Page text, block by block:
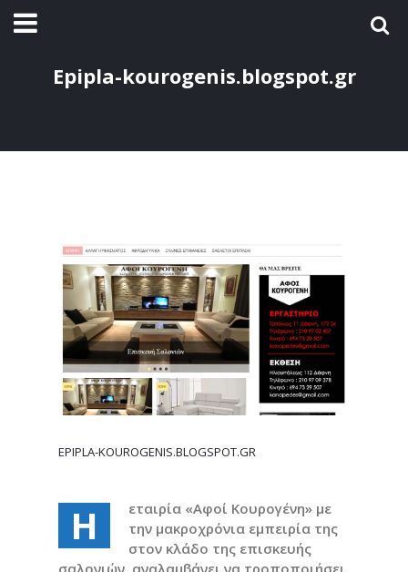
Epipla-kourogenis.blogspot.gr
EPIPLA-KOUROGENIS.BLOGSPOT.GR
Η
εταιρία «Αφοί Κουρογένη» με
την μακροχρόνια εμπειρία της
στον κλάδο της επισκευής